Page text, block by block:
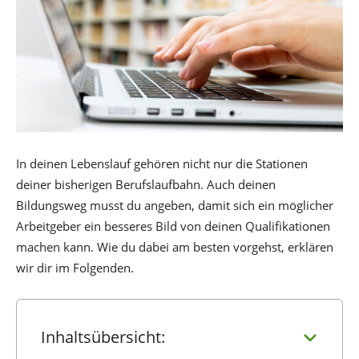
In deinen Lebenslauf gehören nicht nur die Stationen
deiner bisherigen Berufslaufbahn. Auch deinen
Bildungsweg musst du angeben, damit sich ein möglicher
Arbeitgeber ein besseres Bild von deinen Qualifikationen
machen kann. Wie du dabei am besten vorgehst, erklären
wir dir im Folgenden.
Inhaltsübersicht: